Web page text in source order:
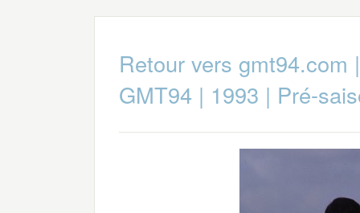
Retour vers gmt94.com
GMT94 | 1993 | Pré-